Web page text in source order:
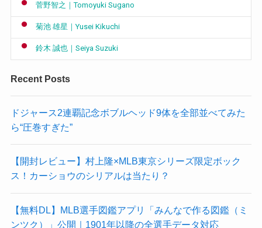
菅野智之｜Tomoyuki Sugano
菊池 雄星｜Yusei Kikuchi
鈴木 誠也｜Seiya Suzuki
Recent Posts
ドジャース2連覇記念ボブルヘッド9体を全部並べてみた
ら“圧巻すぎた”
【開封レビュー】村上隆×MLB東京シリーズ限定ボック
ス！カーショウのシリアルは当たり？
【無料DL】MLB選手図鑑アプリ「みんなで作る図鑑（ミ
ンツク）」公開｜1901年以降の全選手データ対応